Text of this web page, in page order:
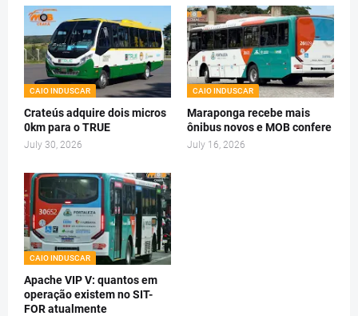
CAIO INDUSCAR
Crateús adquire dois micros
0km para o TRUE
July 30, 2026
CAIO INDUSCAR
Maraponga recebe mais
ônibus novos e MOB confere
July 16, 2026
CAIO INDUSCAR
Apache VIP V: quantos em
operação existem no SIT-
FOR atualmente